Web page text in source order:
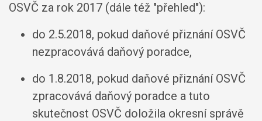
OSVČ za rok 2017 (dále též "přehled"):
do 2.5.2018, pokud daňové přiznání OSVČ
nezpracovává daňový poradce,
do 1.8.2018, pokud daňové přiznání OSVČ
zpracovává daňový poradce a tuto
skutečnost OSVČ doložila okresní správě